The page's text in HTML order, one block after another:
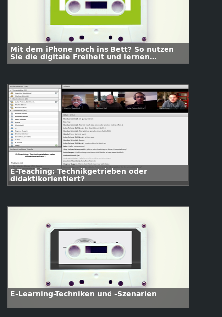
Mit dem iPhone noch ins Bett? So nutzen
Sie die digitale Freiheit und lernen
abzuschalten
E-Teaching: Technikgetrieben oder
didaktikorientiert?
E-Learning-Techniken und -Szenarien